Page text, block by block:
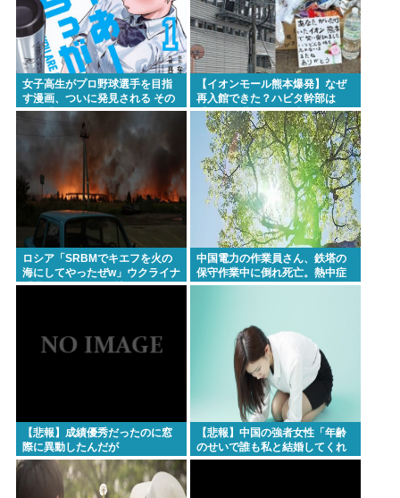
女子高生がプロ野球選手を目指
す漫画、ついに発見される その
名も「ゆーあーすらっがー」
【イオンモール熊本爆発】なぜ
再入館できた？ハビタ幹部は
「モール職員は引き止めなかっ
た」イオン「運用を徹底できな
かった可能性」
ロシア「SRBMでキエフを火の
海にしてやったぜw」ウクライナ
「我々もSRBMで反撃する
中国電力の作業員さん、鉄塔の
保守作業中に倒れ死亡。熱中症
か
【悲報】成績優秀だったのに窓
際に異動したんだが
【悲報】中国の強者女性「年齢
のせいで誰も私と結婚してくれ
ない！！」⇒ (※画像あり)